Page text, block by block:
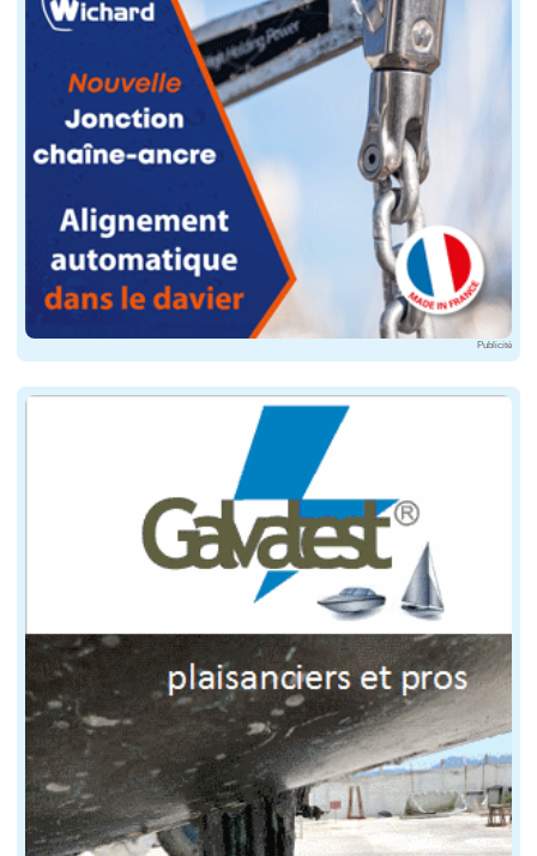
N'oubliez pas les feux !
Selon la configuration des lieux, il est souvent
Il est parfois plus pratique de charger le bateau à terre
Préparez des pare-battage, une pagaie, des
Raccordez la nourrice, ouvrez le robinet de
Remontez vos bas de pantalon et chaussez
Reculez sur la cale en évitant d'immerger
Evitez d'immerger les moyeux
Commencez à dérouler le câble du treuil.
Il démarre le moteur tant que l'avant du
Au moment où le nez du bateau va quitter le
Le préposé au treuil détache le crochet et le
Une fois au ponton, il ne reste qu'à libérer la cale
Publicité